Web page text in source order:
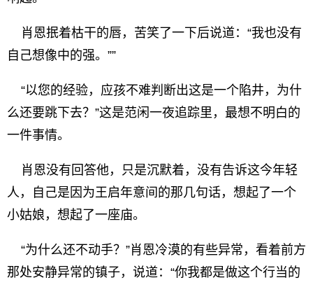
肖恩抿着枯干的唇，苦笑了一下后说道：“我也没有
自己想像中的强。””
“以您的经验，应孩不难判断出这是一个陷井，为什
么还要跳下去？”这是范闲一夜追踪里，最想不明白的
一件事情。
肖恩没有回答他，只是沉默着，没有告诉这今年轻
人，自己是因为王启年意间的那几句话，想起了一个
小姑娘，想起了一座庙。
“为什么还不动手？”肖恩冷漠的有些异常，看着前方
那处安静异常的镇子，说道：“你我都是做这个行当的